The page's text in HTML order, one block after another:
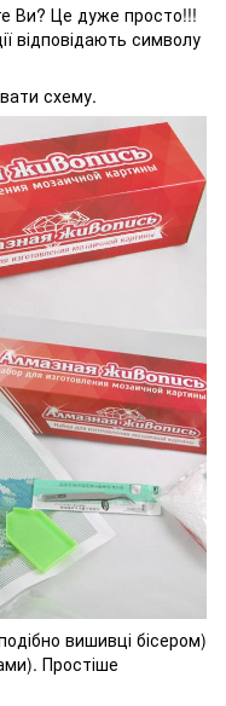
Ви? Це дуже просто!!!
відповідають символу
схему.
вишивці бісером)
Простіше